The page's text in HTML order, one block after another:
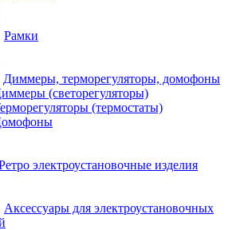
Рамки
Диммеры, терморегуляторы, домофоны
(светорегуляторы)
(термостаты)
электроустановочные изделия
Аксессуары для электроустановочных